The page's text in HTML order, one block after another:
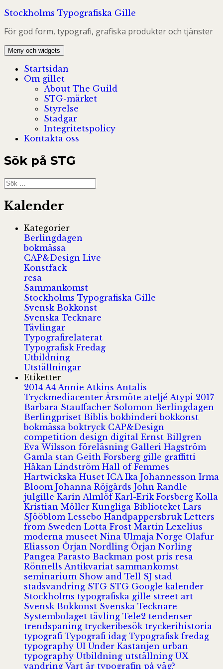
Hoppa
innehåll
Stockholms Typografiska Gille
För god form, typografi, grafiska produkter och tjänster
Meny och widgets
Startsidan
Om gillet
About The Guild
STG-märket
Styrelse
Stadgar
Integritetspolicy
Kontakta oss
Sök på STG
Sök
efter:
Kalender
Kategorier
Berlingdagen
bokmässa
CAP&Design Live
Konstfack
resa
Sammankomst
Stockholms Typografiska Gille
Svensk Bokkonst
Svenska Tecknare
Tävlingar
Typografirelaterat
Typografisk Fredag
Utbildning
Utställningar
Etiketter
2014 A4 Annie Atkins Antalis
Tryckmediacenter Årsmöte ateljé Atypi 2017
Barbara Stauffacher Solomon Berlingdagen
Berlingpriset Biblisbokbinderibokkonst
bokmässaboktryck CAP&Design
competition design digital Ernst Billgren
Eva Wilsson föreläsning Galleri Hagström
Gamla stan Geith Forsberg gille graffitti
Håkan Lindström Hall of Femmes
Hartwickska Huset ICA Ika Johannesson Irma
Bloom Johanna Röjgårds John Randle
julgille Karin Almlöf Karl-Erik Forsberg Kolla
Kristian Möller Kungliga Biblioteket Lars
SJööblom Lessebo Handpappersbruk Letters
from Sweden Lotta Frost Martin Lexelius
moderna museet Nina Ulmaja Norge Olafur
Eliasson Örjan Nordling Örjan Norling
Pangea Parasto Backman post pris resa
Rönnells Antikvariat sammankomst
seminarium Show and Tell SJ stad
stadsvandring STG STG Google kalender
Stockholms typografiska gille street art
Svensk Bokkonst Svenska Tecknare
Systembolaget tävling Tele2 tendenser
trendspaning tryckeribesök tryckerihistoria
typografi Typografi idag Typografisk fredag
typography UI Under Kastanjen urban
typography Utbildning utställning UX
vandring Vart är typografin på väg?